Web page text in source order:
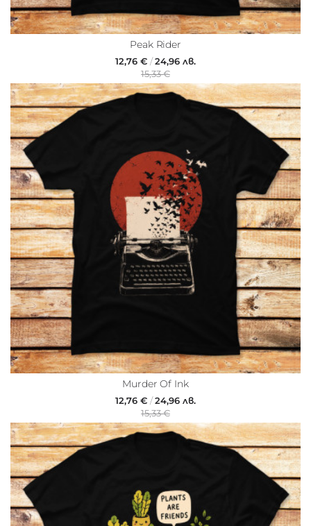
Peak Rider
12,76 € /24,96 лв.
15,33 €
Murder Of Ink
12,76 € /24,96 лв.
15,33 €